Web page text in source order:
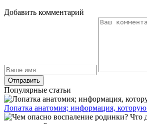
Добавить комментарий
Популярные статьи
Лопатка анатомия; информация,